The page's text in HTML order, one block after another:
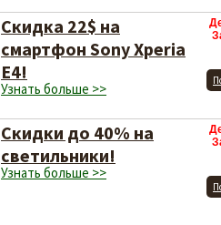
Скидка 22$ на
смартфон Sony Xperia
E4!
Узнать больше >>
Скидки до 40% на
светильники!
Узнать больше >>